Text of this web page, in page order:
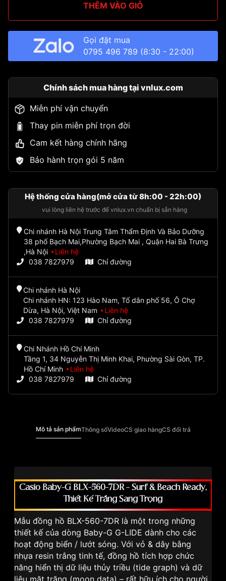
THÊM VÀO GIỎ
Gọi đặt mua
0795 496 789 (8:30 - 22:00)
Chính sách mua hàng tại vnlux.com
Miễn phí vận chuyển
Thay pin miễn phí trọn đời
Cam kết hàng chính hãng
Bảo hành trọn gói 5 năm
Hệ thống cửa hàng(mở cửa từ 8h:00 - 22h:00)
vui lòng liên hệ trước để vnlux.vn chuẩn bị sẵn hàng
Chi nhánh Hà Nội Trung Tâm Thẩm Định Và Bảo Dưỡng
38 phố Bạch Mai,Phường Bạch Mai , Quận Hai Bà Trưng
,Hà Nội
Liên hệ
038 7827979
Chỉ đường
Chi nhánh Hà Nội
Chi nhánh HN: 123 Hào Nam, Tổ dân phố 56, Ô Chợ
Dừa, Hà Nội, Việt Nam
Liên hệ
038 7827979
Chỉ đường
Chi Nhánh Hồ Chí Minh
Tầng 1, 34 Nguyễn Thị Minh Khai, Phường Sài Gòn, TP.
Hồ Chí Minh
Liên hệ
038 7827979
Chỉ đường
Mô tả sản phẩmThông sốVideoCS giao hàngCS đổi trả
Casio Baby-G BLX-560-7DR – Surf & Beach Ready,
Thiết Kế Trắng Sang Trọng
Mẫu đồng hồ BLX-560-7DR là một trong những
thiết kế của dòng Baby-G G-LIDE dành cho các
hoạt động biển / lướt sóng. Với vỏ & dây bằng
nhựa resin trắng tinh tế, đồng hồ tích hợp chức
năng hiển thị dữ liệu thủy triều (tide graph) và dữ